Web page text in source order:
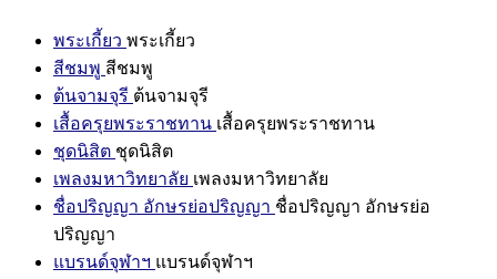
พระเกี้ยว พระเกี้ยว
สีชมพู สีชมพู
ต้นจามจุรี ต้นจามจุรี
เสื้อครุยพระราชทาน เสื้อครุยพระราชทาน
ชุดนิสิต ชุดนิสิต
เพลงมหาวิทยาลัย เพลงมหาวิทยาลัย
ชื่อปริญญา อักษรย่อปริญญา ชื่อปริญญา อักษรย่อ
ปริญญา
แบรนด์จุฬาฯ แบรนด์จุฬาฯ